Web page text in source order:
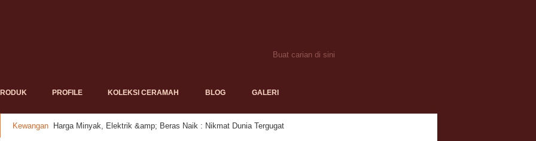
PROFILE KOLEKSI CERAMAH BLOG GALERI
Kewangan Harga Minyak, Elektrik &amp; Beras Naik : Nikmat Dunia Tergugat